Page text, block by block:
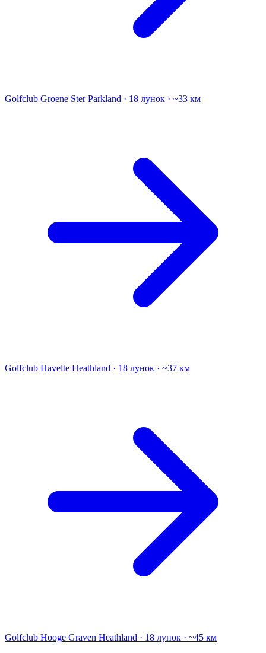
Golfclub Groene Ster Parkland · 18 лунок · ~33 км
Golfclub Havelte Heathland · 18 лунок · ~37 км
Golfclub Hooge Graven Heathland · 18 лунок · ~45 км